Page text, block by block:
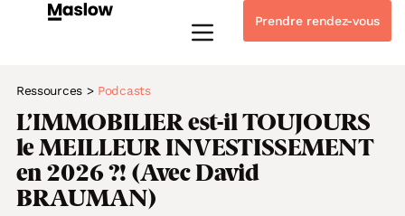
Prendre rendez-vous
Ressources> Podcasts
L’IMMOBILIER est-il TOUJOURS
le MEILLEUR INVESTISSEMENT
en 2026 ?! (Avec David
BRAUMAN)